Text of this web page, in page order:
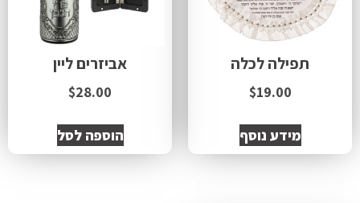
תפילה לכלה
$19.00
מידע נוסף
אביזרים ליין
$28.00
הוספה לסל